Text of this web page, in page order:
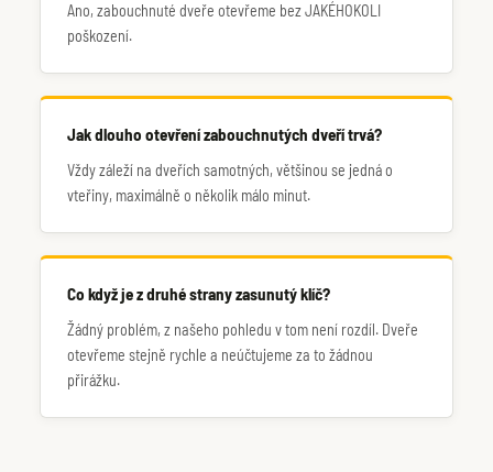
Ano, zabouchnuté dveře otevřeme bez JAKÉHOKOLI
poškození.
Jak dlouho otevření zabouchnutých dveří trvá?
Vždy záleží na dveřích samotných, většinou se jedná o
vteřiny, maximálně o několik málo minut.
Co když je z druhé strany zasunutý klíč?
Žádný problém, z našeho pohledu v tom není rozdíl. Dveře
otevřeme stejně rychle a neúčtujeme za to žádnou
přirážku.